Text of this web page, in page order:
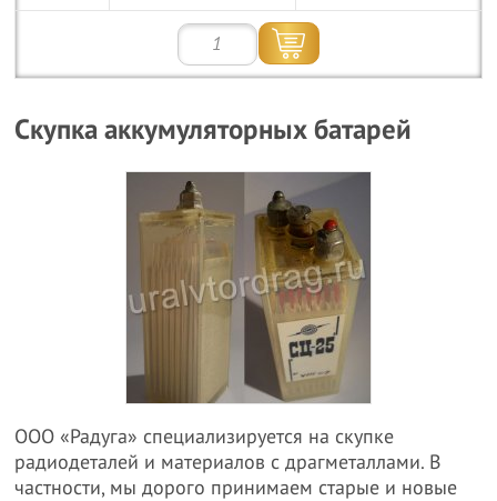
Скупка аккумуляторных батарей
ООО «Радуга» специализируется на скупке
радиодеталей и материалов с драгметаллами. В
частности, мы дорого принимаем старые и новые